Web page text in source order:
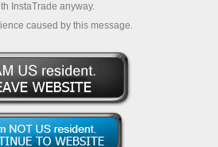
рўйхатдан ўтказиш
варағини очиш
варағини очиш
Стихина
InstaTrade anyway.
caused by this message.